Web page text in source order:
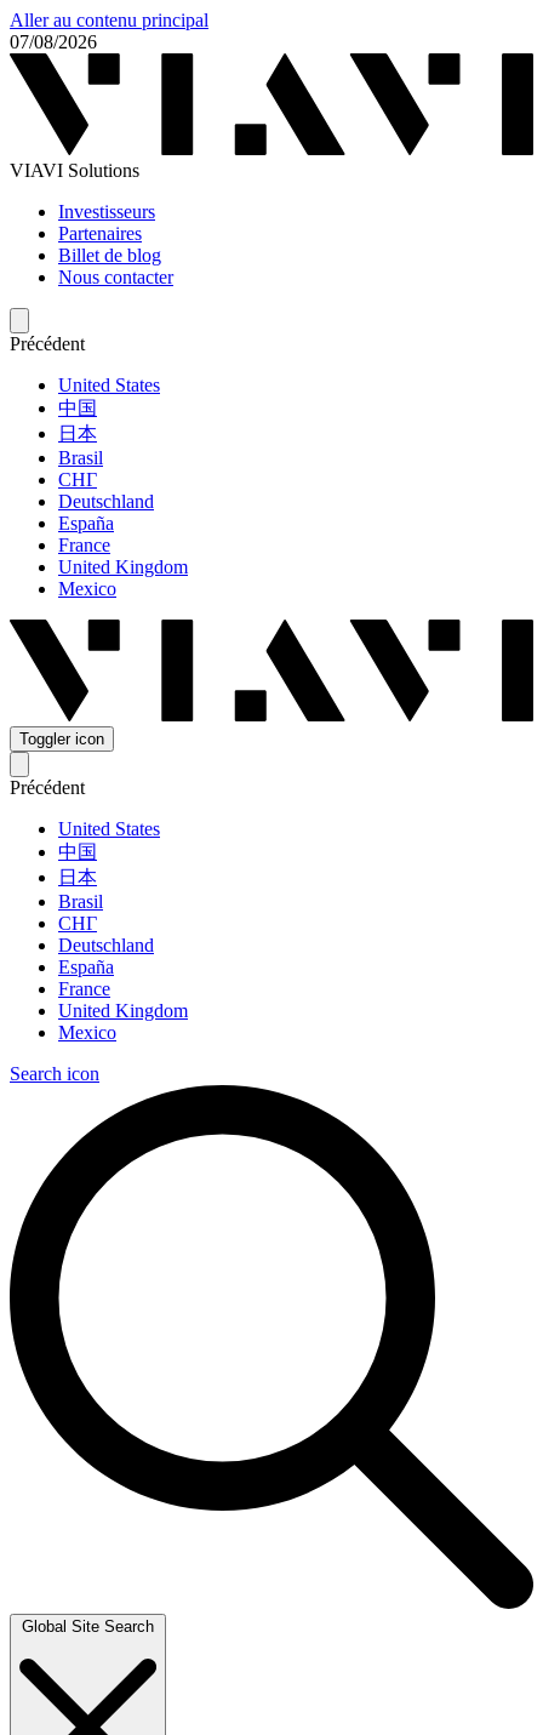
Aller au contenu principal
07/08/2026
VIAVI Solutions
Investisseurs
Partenaires
Billet de blog
Nous contacter
Précédent
United States
中国
日本
Brasil
СНГ
Deutschland
España
France
United Kingdom
Mexico
Toggler icon
Précédent
United States
中国
日本
Brasil
СНГ
Deutschland
España
France
United Kingdom
Mexico
Search icon
Global Site Search